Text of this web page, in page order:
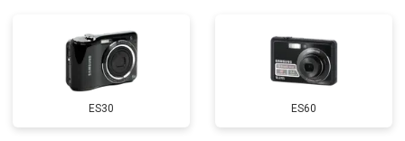
ES30 ES60